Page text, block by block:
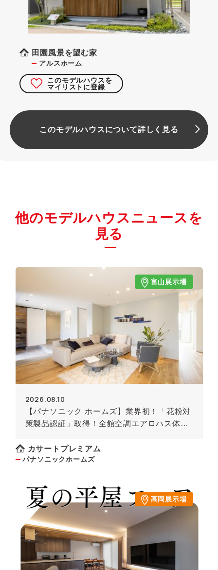
田園風景を望む家
アルスホーム
このモデルハウスを
マイリストに登録
このモデルハウスについて詳しく見る
他のモデルハウスニュースを
見る
富山展示場
2026.08.10
【パナソニック ホームズ】業界初！「花粉対
策製品認証」取得！全館空調エアロハス体感
カサートプレミアム
パナソニックホームズ
高岡展示場